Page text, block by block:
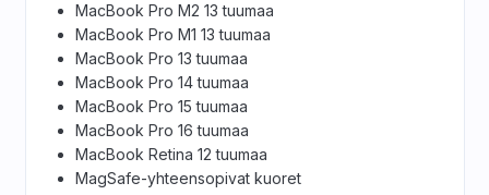
MacBook Pro M2 13 tuumaa
MacBook Pro M1 13 tuumaa
MacBook Pro 13 tuumaa
MacBook Pro 14 tuumaa
MacBook Pro 15 tuumaa
MacBook Pro 16 tuumaa
MacBook Retina 12 tuumaa
MagSafe-yhteensopivat kuoret